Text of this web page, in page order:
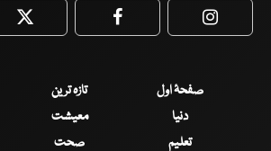
Twitter Facebook
صفحۂ اول تازہ ترین
دنیا
معیشت
تعلیم
صحت